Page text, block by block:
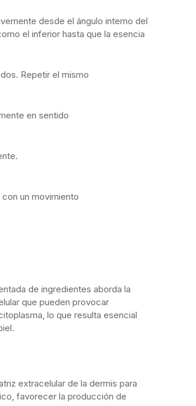
desde el ángulo interno del
el inferior hasta que la esencia
Repetir el mismo
en sentido
un movimiento
de ingredientes aborda la
que pueden provocar
lo que resulta esencial
extracelular de la dermis para
favorecer la producción de